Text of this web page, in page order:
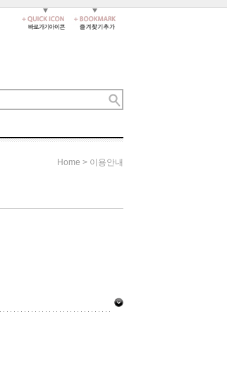
Home > 이용안내